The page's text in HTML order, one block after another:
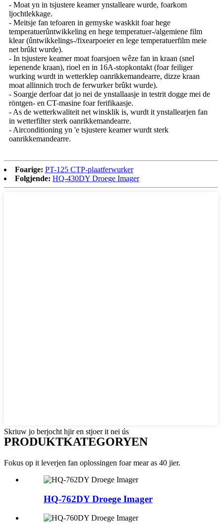
- Moat yn in tsjustere keamer ynstalleare wurde, foarkom
ljochtlekkage.
- Meitsje fan tefoaren in gemyske waskkit foar hege
temperatuerûntwikkeling en hege temperatuer-/algemiene film
klear (ûntwikkelings-/fixearpoeier en lege temperatuerfilm meie
net brûkt wurde).
- In tsjustere keamer moat foarsjoen wêze fan in kraan (snel
iepenende kraan), rioel en in 16A-stopkontakt (foar feiliger
wurking wurdt in wetterklep oanrikkemandearre, dizze kraan
moat allinnich troch de ferwurker brûkt wurde).
- Soargje derfoar dat jo nei de ynstallaasje in testrit dogge mei de
röntgen- en CT-masine foar ferifikaasje.
- As de wetterkwaliteit net winsklik is, wurdt it ynstallearjen fan
in wetterfilter sterk oanrikkemandearre.
- Airconditioning yn 'e tsjustere keamer wurdt sterk
oanrikkemandearre.
Foarige: PT-125 CTP-plaatferwurker
Folgjende: HQ-430DY Droege Imager
Skriuw jo berjocht hjir en stjoer it nei ús
PRODUKTKATEGORYEN
Fokus op it leverjen fan oplossingen foar mear as 40 jier.
HQ-762DY Droege Imager